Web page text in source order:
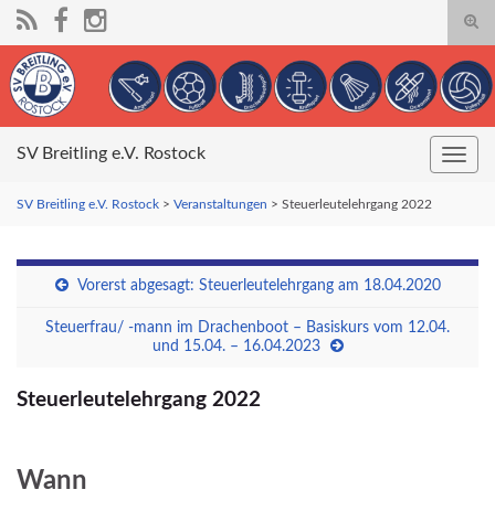
Search for:
SV Breitling e.V. Rostock
SV Breitling e.V. Rostock > Veranstaltungen > Steuerleutelehrgang 2022
Vorerst abgesagt: Steuerleutelehrgang am 18.04.2020
Steuerfrau/ -mann im Drachenboot – Basiskurs vom 12.04.
und 15.04. – 16.04.2023
Steuerleutelehrgang 2022
Wann